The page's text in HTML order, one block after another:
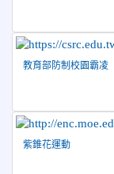
教育部防制校園霸凌
紫錐花運動